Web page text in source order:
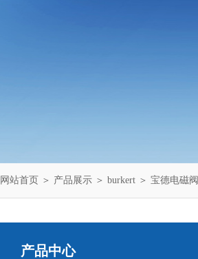
网站首页 ＞ 产品展示 ＞ burkert ＞ 宝德电磁阀
产品中心